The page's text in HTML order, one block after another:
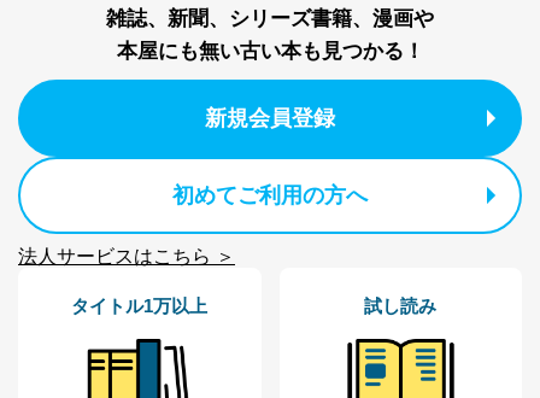
※上記の利用目的のうちNo.1～5については保有個人デ
ータ（開示対象個人情報）の利用目的であり、下記4.の
開示等のご請求に対応させていただきます。
なお、6、7については、パートナー（提携企業）様又は
各SNS運営会社様にご請求いただきますようお願い致し
本人の同意を得ることなく第三者に提供することはあり
ません。ただし、次の場合は除きます。
法令に基づく場合
人の生命､身体または財産の保護のために必要がある
場合であって、本人の同意を得ることが困難であると
き。
公衆衛生の向上または児童の健全な育成の推進のため
雑誌、新聞、シリーズ書籍、漫画や
本屋にも無い古い本も見つかる！
新規会員登録
初めてご利用の方へ
法人サービスはこちら ＞
タイトル1万以上 試し読み